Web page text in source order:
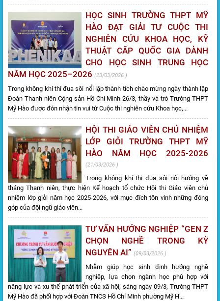
HỌC SINH TRƯỜNG THPT MỸ
HÀO ĐẠT GIẢI TƯ CUỘC THI
NGHIÊN CỨU KHOA HỌC, KỸ
THUẬT CẤP QUỐC GIA DÀNH
CHO HỌC SINH TRUNG HỌC
NĂM HỌC 2025–2026
23/03/2026
Trong không khí thi đua sôi nổi lập thành tích chào mừng ngày thành lập
Đoàn Thanh niên Cộng sản Hồ Chí Minh 26/3, thầy và trò Trường THPT
Mỹ Hào được đón nhận tin vui từ Cuộc thi nghiên cứu Khoa học,...
HỘI THI GIÁO VIÊN CHỦ NHIỆM
LỚP GIỎI TRƯỜNG THPT MỸ
HÀO NĂM HỌC 2025-2026
21/03/2026
Trong không khí thi đua sôi nổi hướng về
tháng Thanh niên, thực hiện Kế hoạch tổ chức Hội thi Giáo viên chủ
nhiệm lớp giỏi năm học 2025-2026, với mục đích tôn vinh những đóng
góp của đội ngũ giáo viên...
TƯ VẤN HƯỚNG NGHIỆP “GEN Z
CHỌN NGHỀ TRONG KỲ
NGUYÊN AI”
09/03/2026
Nhằm giúp học sinh định hướng nghề
nghiệp, lựa chọn ngành học phù hợp với
năng lực và xu thế phát triển của xã hội, sáng ngày 09/3, Trường THPT
Mỹ Hào đã phối hợp với Đoàn TNCS Hồ Chí Minh phường Mỹ H...